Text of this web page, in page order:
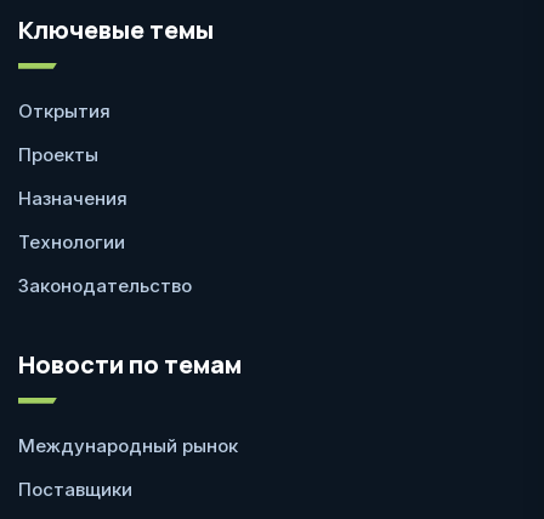
Ключевые темы
Открытия
Проекты
Назначения
Технологии
Законодательство
Новости по темам
Международный рынок
Поставщики